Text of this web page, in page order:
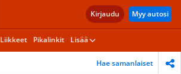
Kirjaudu Myy autosi
Liikkeet Pikalinkit Lisää
Hae samanlaiset